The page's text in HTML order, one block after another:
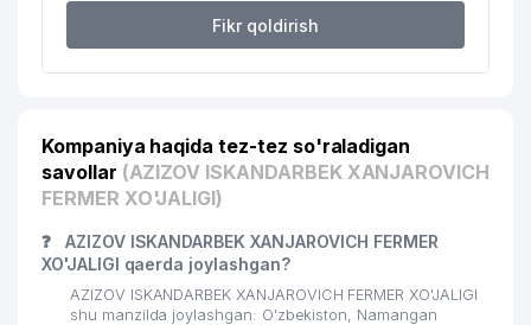
Fikr qoldirish
Kompaniya haqida tez-tez so'raladigan
savollar (AZIZOV ISKANDARBEK XANJAROVICH
FERMER XO'JALIGI)
❓
AZIZOV ISKANDARBEK XANJAROVICH FERMER
XO'JALIGI qaerda joylashgan?
AZIZOV ISKANDARBEK XANJAROVICH FERMER XO'JALIGI
shu manzilda joylashgan: O'zbekiston, Namangan